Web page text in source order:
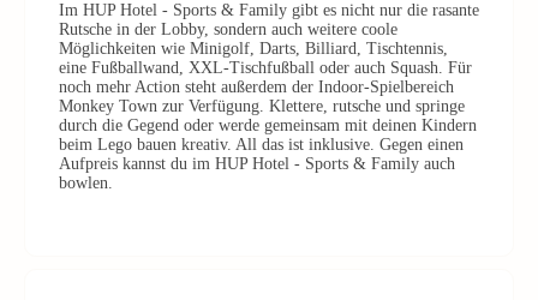
Im HUP Hotel - Sports & Family gibt es nicht nur die rasante
Rutsche in der Lobby, sondern auch weitere coole
Möglichkeiten wie Minigolf, Darts, Billiard, Tischtennis,
eine Fußballwand, XXL-Tischfußball oder auch Squash. Für
noch mehr Action steht außerdem der Indoor-Spielbereich
Monkey Town zur Verfügung. Klettere, rutsche und springe
durch die Gegend oder werde gemeinsam mit deinen Kindern
beim Lego bauen kreativ. All das ist inklusive. Gegen einen
Aufpreis kannst du im HUP Hotel - Sports & Family auch
bowlen.